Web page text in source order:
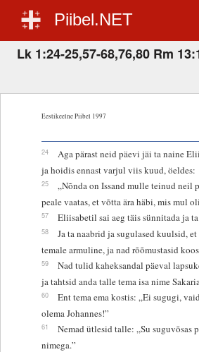
Piibel.NET
Lk 1:24-25,57-68,76,80 Rm
Eestikeelne Piibel 1997
24
Aga pärast neid päevi jäi ta naine
ja hoidis ennast varjul viis kuud, öeldes:
25
„Nõnda on Issand mulle teinud neil
peale vaatas, et võtta ära häbi, mis mul
57 Eliisabetil sai aeg täis sünnitada ja
58
Ja ta naabrid ja sugulased kuulsid,
temale armuline, ja nad rõõmustasid
59
Nad tulid kaheksandal päeval
ja tahtsid anda talle tema isa nime
60
Ent tema ema kostis: „Ei sugugi,
olema Johannes!”
61
Nemad ütlesid talle: „Su suguvõsas
nimega.”